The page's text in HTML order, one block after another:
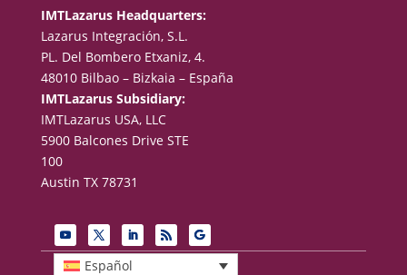
IMTLazarus Headquarters:
Lazarus Integración, S.L.
PL. Del Bombero Etxaniz, 4.
48010 Bilbao – Bizkaia – España
IMTLazarus Subsidiary:
IMTLazarus USA, LLC
5900 Balcones Drive STE
100
Austin TX 78731
Español